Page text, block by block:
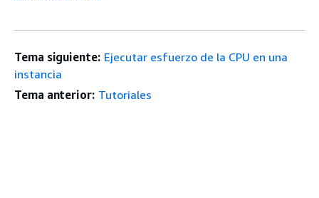
Tema siguiente: Ejecutar esfuerzo de la CPU en una
instancia
Tema anterior: Tutoriales